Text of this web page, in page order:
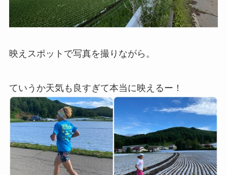
映えスポットで写真を撮りながら。
ていうか天気も良すぎて本当に映えるー！